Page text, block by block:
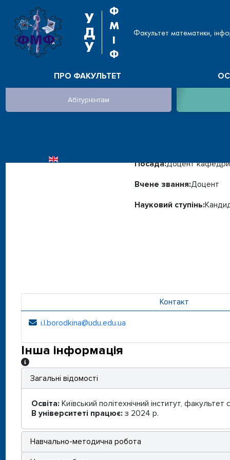
У
Д
У
Ф
М
І
Ф
Факультет математики,
ПРО ФАКУЛЬТЕТ
Абітурієнтам
ОБЕРІТЬ СВОЮ МОВУ
БОРОДКІНА ІРИНА ЛАВРЕНТІЇВНА
Посада:Доцент кафедри
Вчене звання:Доцент
Науковий ступінь:
Контакт
Електронна адреса:
i.l.borodkina@udu.edu.ua
Інша інформація
Інша інформація
Загальні відомості
Освіта:Київський політехнічний інститут,
В університеті працює: з 2024 р.
Навчально-методична робота